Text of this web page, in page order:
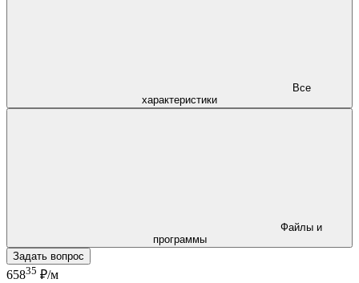
характеристики
программы
Задать вопрос
65835 ₽/м